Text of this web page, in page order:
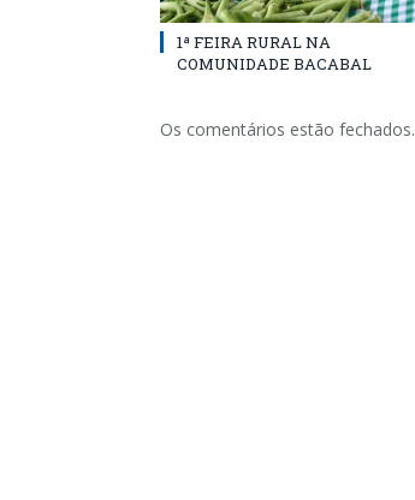
1ª FEIRA RURAL NA
COMUNIDADE BACABAL
Os comentários estão fechados.